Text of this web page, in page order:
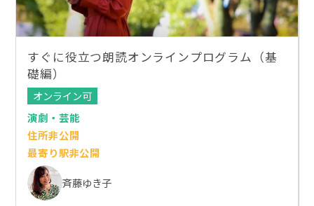
すぐに役立つ朗読オンラインプログラム（基
礎編）
オンライン可
演劇・芸能
住所非公開
最寄り駅非公開
斉藤ゆき子